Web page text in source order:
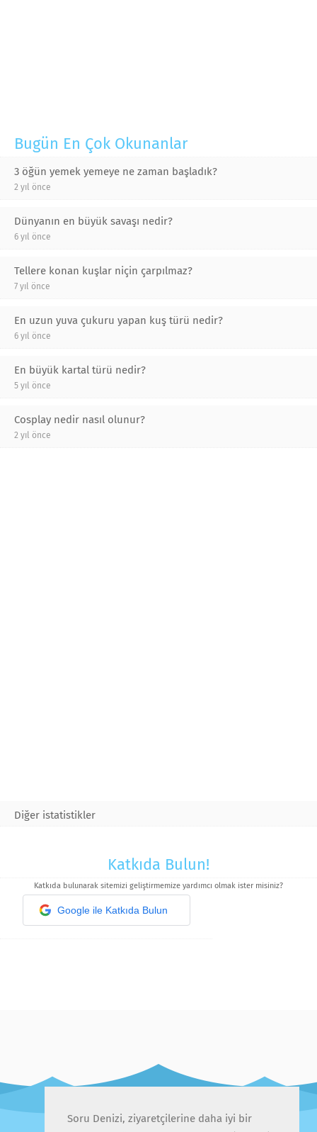
Bugün En Çok Okunanlar
3 öğün yemek yemeye ne zaman başladık?
2 yıl önce
Dünyanın en büyük savaşı nedir?
6 yıl önce
Tellere konan kuşlar niçin çarpılmaz?
7 yıl önce
En uzun yuva çukuru yapan kuş türü nedir?
6 yıl önce
En büyük kartal türü nedir?
5 yıl önce
Cosplay nedir nasıl olunur?
2 yıl önce
Diğer istatistikler
Katkıda Bulun!
Katkıda bulunarak sitemizi geliştirmemize yardımcı olmak ister misiniz?
Google ile Katkıda Bulun
Soru Denizi, ziyaretçilerine daha iyi bir